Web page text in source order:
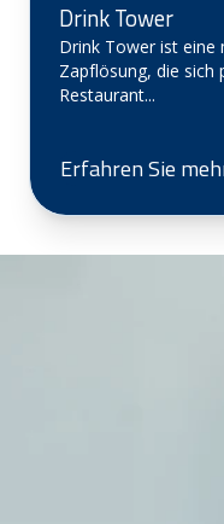
Drink Tower
Drink Tower ist eine
Zapflösung, die sich
Restaurant...
Erfahren Sie